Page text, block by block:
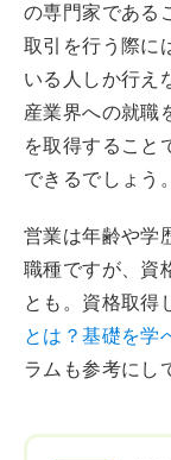
の専門家である
取引を行う際に
いる人しか行え
産業界への就職
を取得すること
できるでしょう。
営業は年齢や学
職種ですが、資
とも。資格取得
とは？基礎を学
ラムも参考にし